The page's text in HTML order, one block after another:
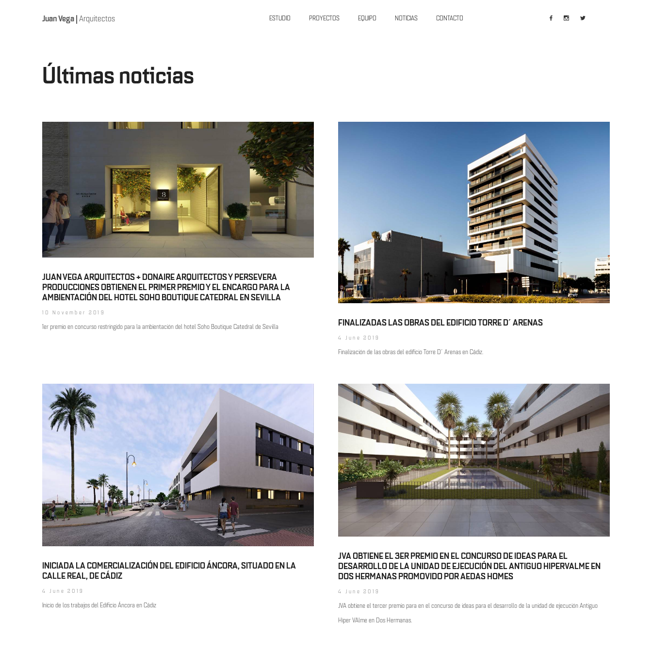
Juan Vega | Arquitectos ESTUDIO PROYECTOS EQUIPO NOTICIAS CONTACTO
Últimas noticias
JUAN VEGA ARQUITECTOS + DONAIRE ARQUITECTOS Y PERSEVERA
PRODUCCIONES OBTIENEN EL PRIMER PREMIO Y EL ENCARGO PARA LA
AMBIENTACIÓN DEL HOTEL SOHO BOUTIQUE CATEDRAL EN SEVILLA
10 November 2019
1er premio en concurso restringido para la ambientación del hotel Soho Boutique Catedral de Sevilla FINALIZADAS LAS OBRAS DEL EDIFICIO TORRE D´ARENAS
4 June 2019
Finalización de las obras del edificio Torre D´Arenas en Cádiz.
INICIADA LA COMERCIALIZACIÓN DEL EDIFICIO ÁNCORA, SITUADO EN LA
CALLE REAL, DE CÁDIZ
4 June 2019
Inicio de los trabajos del Edificio Áncora en Cádiz
JVA OBTIENE EL 3ER PREMIO EN EL CONCURSO DE IDEAS PARA EL
DESARROLLO DE LA UNIDAD DE EJECUCIÓN DEL ANTIGUO HIPERVALME EN
DOS HERMANAS PROMOVIDO POR AEDAS HOMES
4 June 2019
JVA obtiene el tercer premio para en el concurso de ideas para el desarrollo de la unidad de ejecución Antiguo
Hiper VAlme en Dos Hermanas.